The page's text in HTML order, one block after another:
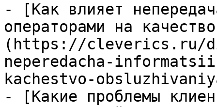
- [Как влияет
операторами на
(https://cleverics.ru/
neperedacha-
kachestvo-
- [Какие проблемы